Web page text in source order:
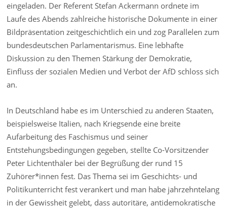
eingeladen. Der Referent Stefan Ackermann ordnete im
Laufe des Abends zahlreiche historische Dokumente in einer
Bildpräsentation zeitgeschichtlich ein und zog Parallelen zum
bundesdeutschen Parlamentarismus. Eine lebhafte
Diskussion zu den Themen Stärkung der Demokratie,
Einfluss der sozialen Medien und Verbot der AfD schloss sich
an.
In Deutschland habe es im Unterschied zu anderen Staaten,
beispielsweise Italien, nach Kriegsende eine breite
Aufarbeitung des Faschismus und seiner
Entstehungsbedingungen gegeben, stellte Co-Vorsitzender
Peter Lichtenthäler bei der Begrüßung der rund 15
Zuhörer*innen fest. Das Thema sei im Geschichts- und
Politikunterricht fest verankert und man habe jahrzehntelang
in der Gewissheit gelebt, dass autoritäre, antidemokratische